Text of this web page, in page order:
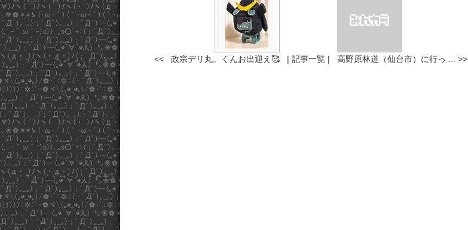
<< 政宗デリ丸。くんお出迎え🥰 | 記事一覧 | 高野原林道（仙台市）に行っ ... >>